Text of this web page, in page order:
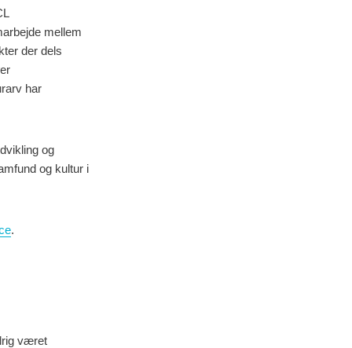
mellem
der dels
har
og
og kultur i
.
været